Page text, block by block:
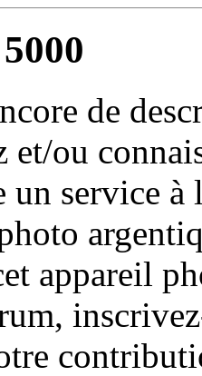
de
et/ou
un service à
appareil